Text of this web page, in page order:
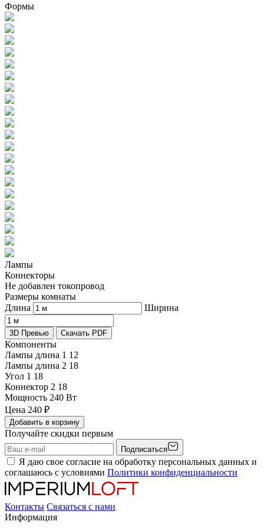
Формы
Лампы
Коннекторы
Не добавлен токопровод
Размеры комнаты
Длина
Ширина
3D Превью Скачать PDF
Компоненты
Лампы длина 1 12
Лампы длина 2 18
Угол 1 18
Коннектор 2 18
Мощность 240 Вт
Цена 240 ₽
Добавить в корзину
Получайте скидки первым
Подписаться
Я даю свое согласие на обработку персональных данных и
соглашаюсь с условиями Политики конфиденциальности
Контакты Связаться с нами
Информация